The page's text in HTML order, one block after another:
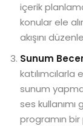
içerik
konular ele
akışını
Sunum
sunum
ses
programın bir